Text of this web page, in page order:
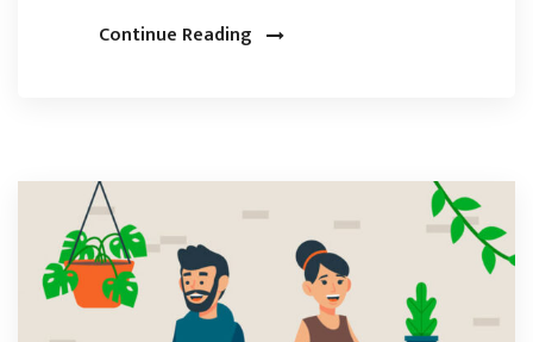
Continue Reading